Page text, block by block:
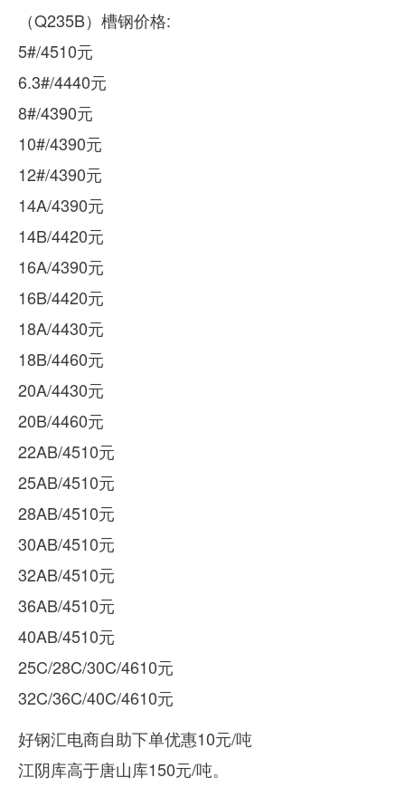
（Q235B）槽钢价格:
5#/4510元
6.3#/4440元
8#/4390元
10#/4390元
12#/4390元
14A/4390元
14B/4420元
16A/4390元
16B/4420元
18A/4430元
18B/4460元
20A/4430元
20B/4460元
22AB/4510元
25AB/4510元
28AB/4510元
30AB/4510元
32AB/4510元
36AB/4510元
40AB/4510元
25C/28C/30C/4610元
32C/36C/40C/4610元
好钢汇电商自助下单优惠10元/吨
江阴库高于唐山库150元/吨。